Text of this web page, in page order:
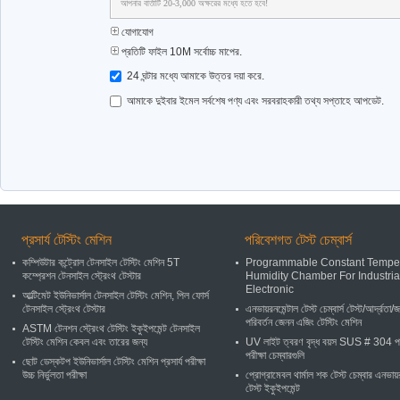
আপনার বার্তাটি 20-3,000 অক্ষরের মধ্যে হতে হবে!
যোগাযোগ
প্রতিটি ফাইল 10M সর্বোচ্চ মাপের.
24 ঘন্টার মধ্যে আমাকে উত্তর দয়া করে.
আমাকে দুইবার ইমেল সর্বশেষ পণ্য এবং সরবরাহকারী তথ্য সপ্তাহে আপডেট.
প্রসার্য টেস্টিং মেশিন
কম্পিউটার কন্ট্রোল টেনসাইল টেস্টিং মেশিন 5T
কম্প্রেশন টেনসাইল স্ট্রেংথ টেস্টার
আল্টিমেট ইউনিভার্সাল টেনসাইল টেস্টিং মেশিন, পিল ফোর্স
টেনসাইল স্ট্রেংথ টেস্টার
ASTM টেনশন স্ট্রেংথ টেস্টিং ইকুইপমেন্ট টেনসাইল
টেস্টিং মেশিন কেবল এবং তারের জন্য
ছোট ডেস্কটপ ইউনিভার্সাল টেস্টিং মেশিন প্রসার্য পরীক্ষা
উচ্চ নির্ভুলতা পরীক্ষা
পরিবেশগত টেস্ট চেম্বার্স
Programmable Constant
Humidity Chamber For
Electronic
এনভায়রনমেন্টাল টেস্ট চেম্বার্স টেস্ট/আর্দ্রতা/
পরিবর্তন জেনন এজিং টেস্টিং মেশিন
UV লাইট ত্বরণ বৃদ্ধ বয়স SUS # 304
পরীক্ষা চেম্বারগুলি
প্রোগ্রামেবল থার্মাল শক টেস্ট চেম্বার
টেস্ট ইকুইপমেন্ট